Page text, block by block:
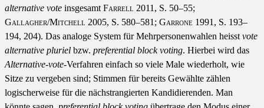
alternative vote insgesamt Farrell 2011 , S. 50–55;
Gallagher/Mitchell 2005, S. 580–581; Garrone 1991, S. 193–
194, 204). Das analoge System für Mehrpersonenwahlen heisst vote
alternative pluriel bzw. preferential block voting. Hierbei wird das
Alternative-vote-Verfahren einfach so viele Male wiederholt, wie
Sitze zu vergeben sind; Stimmen für bereits Gewählte zählen
logischerweise für die nächstrangierten Kandidierenden. Man